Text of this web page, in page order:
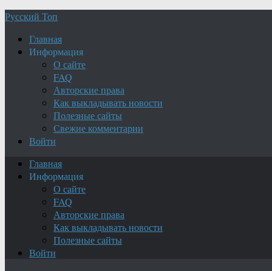
Русский Топ
Главная
Информация
О сайте
FAQ
Авторские права
Как выкладывать новости
Полезные сайты
Свежие комментарии
Войти
Главная
Информация
О сайте
FAQ
Авторские права
Как выкладывать новости
Полезные сайты
Войти